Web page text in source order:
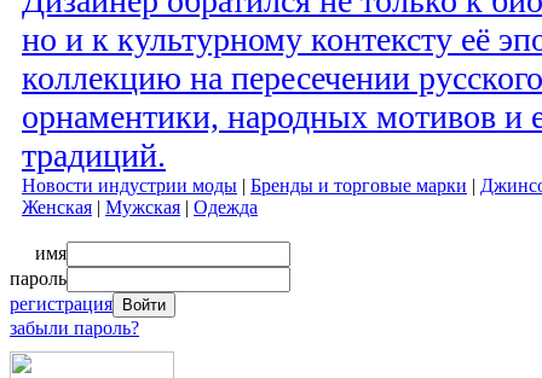
но и к культурному контексту её
коллекцию на пересечении
орнаментики, народных мотивов и
традиций.
Новости индустрии моды | Бренды и торговые марки |
Женская | Мужская | Одежда
имя
пароль
регистрация
забыли пароль?